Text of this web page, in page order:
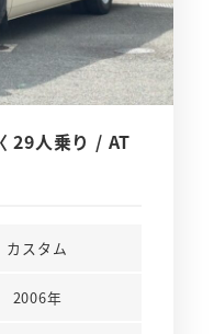
人乗り / AT
カスタム
2006年